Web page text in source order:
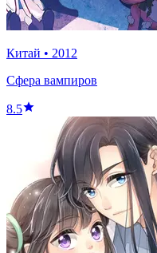
Китай • 2012
Сфера вампиров
8.5